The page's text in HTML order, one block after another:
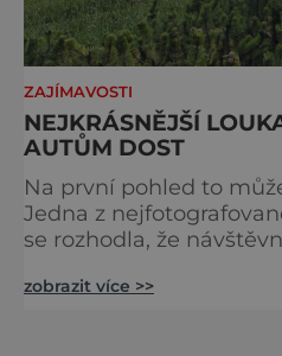
ZAJÍMAVOSTI
NEJKRÁSNĚJŠÍ
AUTŮM DOST
Na první pohled to
Jedna z
se rozhodla, že
louka v Evropě, zavádí
zobrazit více >>